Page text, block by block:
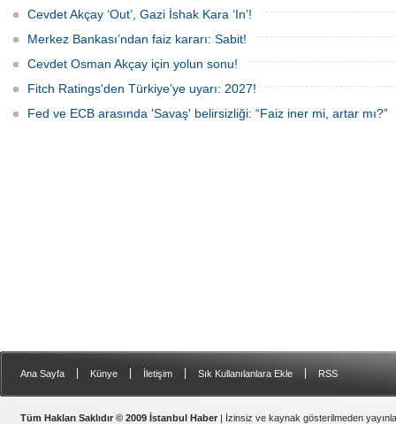
Cevdet Akçay ‘Out’, Gazi İshak Kara ‘In’!
Merkez Bankası’ndan faiz kararı: Sabit!
Cevdet Osman Akçay için yolun sonu!
Fitch Ratings'den Türkiye’ye uyarı: 2027!
Fed ve ECB arasında 'Savaş' belirsizliği: “Faiz iner mi, artar mı?”
Ana Sayfa Künye İletişim Sık Kullanılanlara Ekle RSS
Tüm Hakları Saklıdır © 2009 İstanbul Haber | İzinsiz ve kaynak gösterilmeden